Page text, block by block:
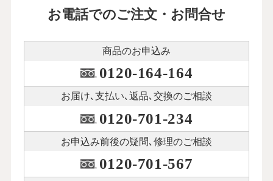
お電話でのご注文・お問合せ
商品のお申込み
0120-164-164
お届け､支払い､ 返品､交換のご相談
0120-701-234
お申込み前後の疑問､修理のご相談
0120-701-567